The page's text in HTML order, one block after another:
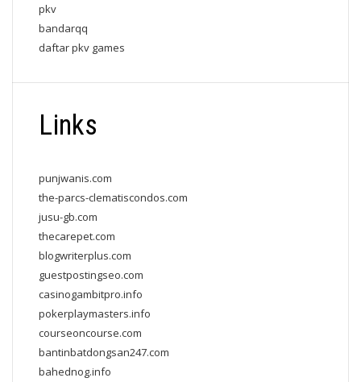
pkv
bandarqq
daftar pkv games
Links
punjwanis.com
the-parcs-clematiscondos.com
jusu-gb.com
thecarepet.com
blogwriterplus.com
guestpostingseo.com
casinogambitpro.info
pokerplaymasters.info
courseoncourse.com
bantinbatdongsan247.com
bahednog.info